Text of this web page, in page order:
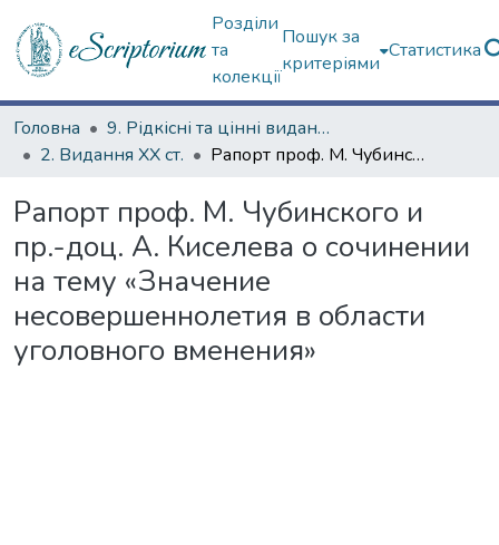
Розділи
та
колекції
Пошук за
критеріями
Статистика
Головна
9. Рідкісні та цінні видання
2. Видання ХХ ст.
Рапорт проф. М. Чубинского и пр.-доц. А. Киселева о сочинении на тему «Значение несовершеннолетия в области уголовного вменения»
Рапорт проф. М. Чубинского и
пр.-доц. А. Киселева о сочинении
на тему «Значение
несовершеннолетия в области
уголовного вменения»